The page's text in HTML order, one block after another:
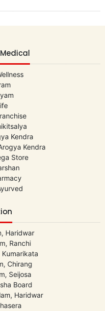
Kendra
Kendra
Store
Haridwar
Ranchi
Chirang
Seijosa
Board
Haridwar